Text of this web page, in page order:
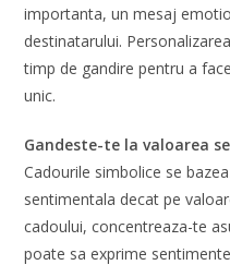
importanta, un mesaj
destinatarului.
timp de gandire pentru a
unic.
Gandeste-te la valoarea
Cadourile simbolice se
sentimentala decat pe
cadoului, concentreaza-te
poate sa exprime